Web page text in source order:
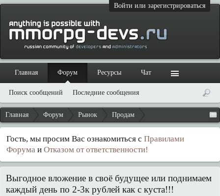
Войти или зарегистрироваться
Главная Форум Рынок Продам
Гость, мы просим Вас ознакомиться с Правилами
Форума и Отказом от ответственности!
Выгодное вложение в своё будущее или поднимаем
каждый день по 2-3к рублей как с куста!!!
Главная Форум
Поиск сообщений Последние сообщения
Ресурсы Чат